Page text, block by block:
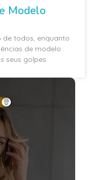
Modelo
de todos, enquanto
de modelo
seus golpes